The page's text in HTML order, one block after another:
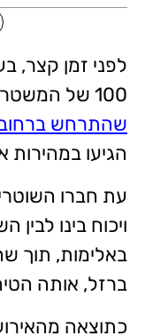
לפני זמן קצר,
100 של המשטרה בדבר
שהתרחש ברחוב
הגיעו
ויכוח בינו
באלימות, תוך
ברזל, אותה
כתוצאה